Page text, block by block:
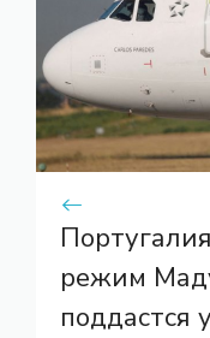
режим
поддастся